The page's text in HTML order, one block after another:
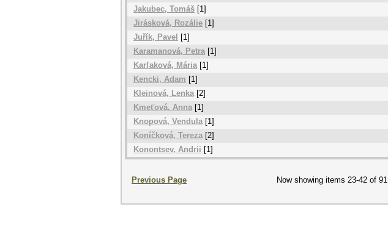
Jakubec, Tomáš [1]
Jirásková, Rozálie [1]
Juřík, Pavel
[1]
Karamanová, Petra [1]
Karľaková, Mária[1]
Kencki, Adam [1]
Kleinová, Lenka[2]
Kmeťová, Anna [1]
Knopová, Vendula[1]
Koníčková, Tereza [2]
Konontsev, Andrii [1]
Previous Page Now showing items 23-42 of 91